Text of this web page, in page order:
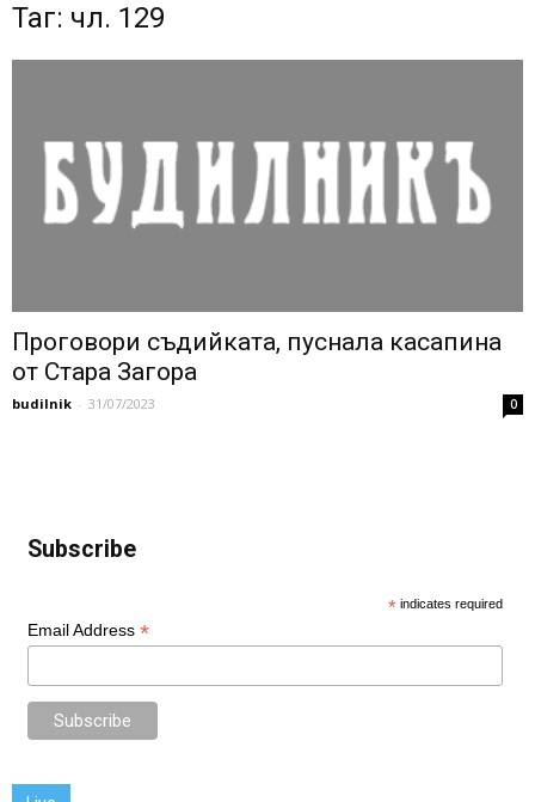
Таг: чл. 129
Проговори съдийката, пуснала касапина
от Стара Загора
budilnik - 31/07/2023 0
Subscribe
* indicates required
Email Address *